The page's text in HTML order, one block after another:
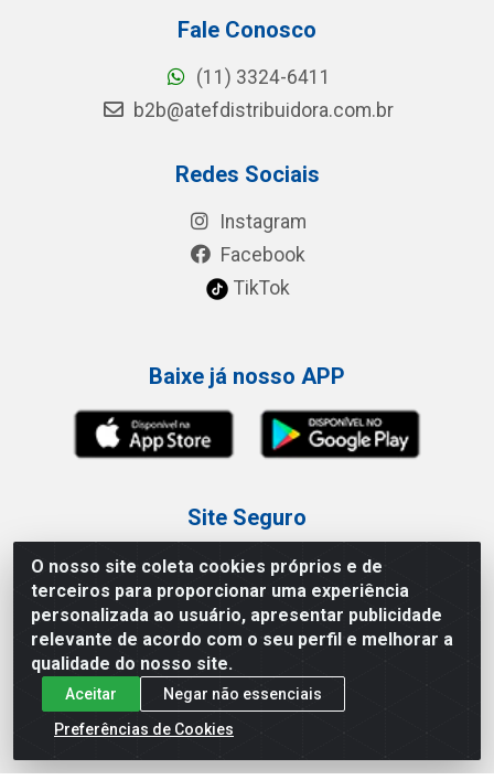
O nosso site coleta cookies próprios e de
terceiros para proporcionar uma experiência
personalizada ao usuário, apresentar publicidade
relevante de acordo com o seu perfil e melhorar a
qualidade do nosso site.
Aceitar
Negar não essenciais
Preferências de Cookies
Fale Conosco
(11) 3324-6411
b2b@atefdistribuidora.com.br
Redes Sociais
Instagram
Facebook
TikTok
Baixe já nosso APP
Site Seguro
Loja / Showroom
Tel.: (11) 3227-0546
Av Vautier, 587/597 - Pari - São Paulo/SP